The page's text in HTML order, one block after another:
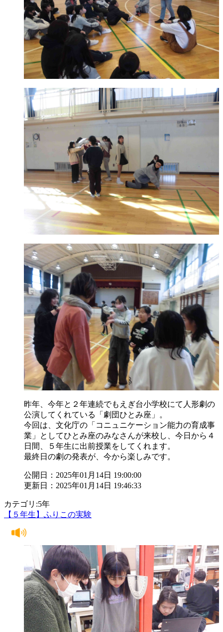
昨年、今年と２年連続でもえぎ台小学校にて人形劇の
公演してくれている「劇団ひとみ座」。
今回は、文化庁の「コニュニケーション能力の育成事
業」としてひとみ座のみなさんが来校し、今日から４
日間、５年生に出前授業をしてくれます。
最終日の劇の発表が、今から楽しみです。
公開日：2025年01月14日 19:00:00
更新日：2025年01月14日 19:46:33
カテゴリ:5年
【５年生】ふりこの実験